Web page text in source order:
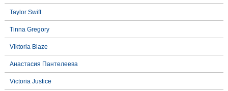
Taylor Swift
Tinna Gregory
Viktoria Blaze
Анастасия Пантелеева
Victoria Justice